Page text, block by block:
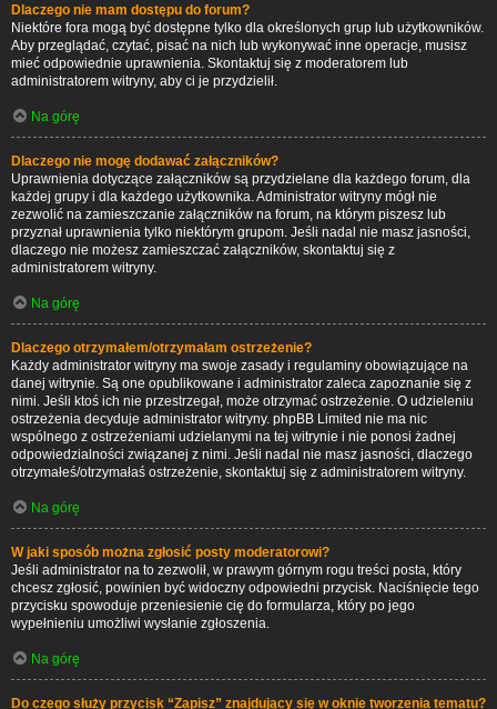
Dlaczego nie mam dostępu do forum?
Niektóre fora mogą być dostępne tylko dla określonych grup lub użytkowników.
Aby przeglądać, czytać, pisać na nich lub wykonywać inne operacje, musisz
mieć odpowiednie uprawnienia. Skontaktuj się z moderatorem lub
administratorem witryny, aby ci je przydzielił.
Na górę
Dlaczego nie mogę dodawać załączników?
Uprawnienia dotyczące załączników są przydzielane dla każdego forum, dla
każdej grupy i dla każdego użytkownika. Administrator witryny mógł nie
zezwolić na zamieszczanie załączników na forum, na którym piszesz lub
przyznał uprawnienia tylko niektórym grupom. Jeśli nadal nie masz jasności,
dlaczego nie możesz zamieszczać załączników, skontaktuj się z
administratorem witryny.
Na górę
Dlaczego otrzymałem/otrzymałam ostrzeżenie?
Każdy administrator witryny ma swoje zasady i regulaminy obowiązujące na
danej witrynie. Są one opublikowane i administrator zaleca zapoznanie się z
nimi. Jeśli ktoś ich nie przestrzegał, może otrzymać ostrzeżenie. O udzieleniu
ostrzeżenia decyduje administrator witryny. phpBB Limited nie ma nic
wspólnego z ostrzeżeniami udzielanymi na tej witrynie i nie ponosi żadnej
odpowiedzialności związanej z nimi. Jeśli nadal nie masz jasności, dlaczego
otrzymałeś/otrzymałaś ostrzeżenie, skontaktuj się z administratorem witryny.
Na górę
W jaki sposób można zgłosić posty moderatorowi?
Jeśli administrator na to zezwolił, w prawym górnym rogu treści posta, który
chcesz zgłosić, powinien być widoczny odpowiedni przycisk. Naciśnięcie tego
przycisku spowoduje przeniesienie cię do formularza, który po jego
wypełnieniu umożliwi wysłanie zgłoszenia.
Na górę
Do czego służy przycisk “Zapisz” znajdujący się w oknie tworzenia tematu?